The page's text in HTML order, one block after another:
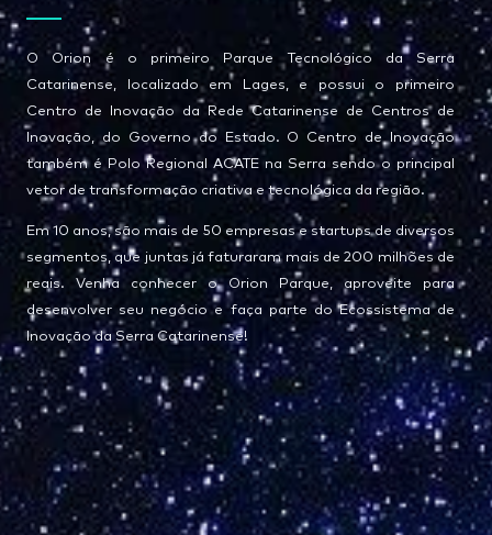
O Orion é o primeiro Parque Tecnológico da Serra
Catarinense, localizado em Lages, e possui o primeiro
Centro de Inovação da Rede Catarinense de Centros de
Inovação, do Governo do Estado. O Centro de Inovação
também é Polo Regional ACATE na Serra sendo o principal
vetor de transformação criativa e tecnológica da região.
Em 10 anos, são mais de 50 empresas e startups de diversos
segmentos, que juntas já faturaram mais de 200 milhões de
reais. Venha conhecer o Orion Parque, aproveite para
desenvolver seu negócio e faça parte do Ecossistema de
Inovação da Serra Catarinense!